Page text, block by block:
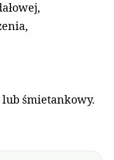
śmietankowy.